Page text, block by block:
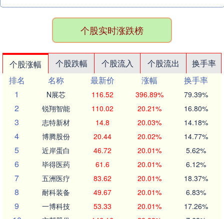
个股实时涨跌榜
个股涨幅 个股跌幅 个股流入 个股流出
换手率
排名
名称 最新价 涨幅
换手率
1
N展芯 116.52 396.89% 79.39%
2 锐翔智能 110.02 20.21% 16.80%
3 志特新材 14.8 20.03% 14.18%
4 博腾股份 20.44 20.02% 14.77%
5 近岸蛋白 46.72 20.01% 5.62%
6 毕得医药 61.6 20.01% 6.12%
7 五洲医疗 83.62 20.01% 18.37%
8 耐科装备 49.67 20.01% 6.83%
9 一博科技 53.33 20.01% 17.26%